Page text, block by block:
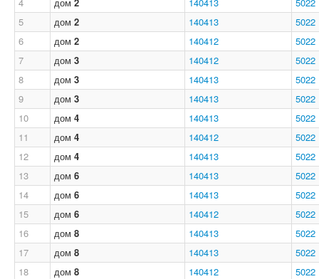
5
дом 2 140413
5022
6
дом 2 140412
5022
7
дом 3 140412
5022
8
дом 3 140413
5022
9
дом 3 140413
5022
10
дом 4 140413
5022
11
дом 4 140412
5022
12
дом 4 140413
5022
13
дом 6 140413
5022
14
дом 6 140413
5022
15
дом 6 140412
5022
16
дом 8 140413
5022
17
дом 8 140413
5022
18
дом 8 140412 5022